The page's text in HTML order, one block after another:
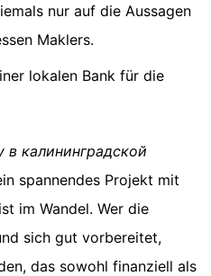
nur auf die Aussagen
Maklers.
lokalen Bank für die
в калининградской
spannendes Projekt mit
im Wandel. Wer die
sich gut vorbereitet,
das sowohl finanziell als